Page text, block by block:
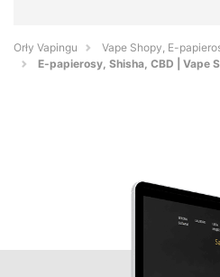
Orły Vapingu
Vape Shopy, E-
E-papierosy, Shisha, CBD | Vape